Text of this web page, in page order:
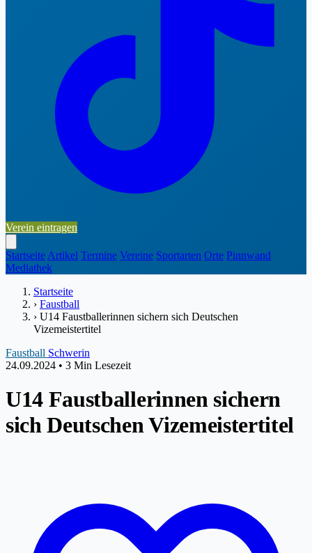
Verein eintragen
Startseite Artikel Termine Vereine Sportarten Orte Pinnwand
Mediathek
Startseite
› Faustball
› U14 Faustballerinnen sichern sich Deutschen
Vizemeistertitel
Faustball Schwerin
24.09.2024 • 3 Min Lesezeit
U14 Faustballerinnen sichern
sich Deutschen Vizemeistertitel